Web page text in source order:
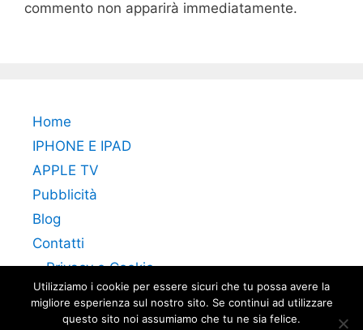
commento non apparirà immediatamente.
Home
IPHONE E IPAD
APPLE TV
Pubblicità
Blog
Contatti
Privacy e Cookie
Utilizziamo i cookie per essere sicuri che tu possa avere la
migliore esperienza sul nostro sito. Se continui ad utilizzare
questo sito noi assumiamo che tu ne sia felice.